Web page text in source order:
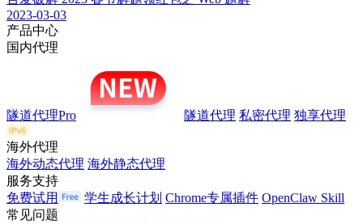
2023-03-03
产品中心
国内代理
隧道代理Pro 隧道代理 私密代理 独享代理
海外代理
海外动态代理 海外静态代理
服务支持
免费试用
学生成长计划 Chrome专属插件 OpenClaw Skill
常见问题